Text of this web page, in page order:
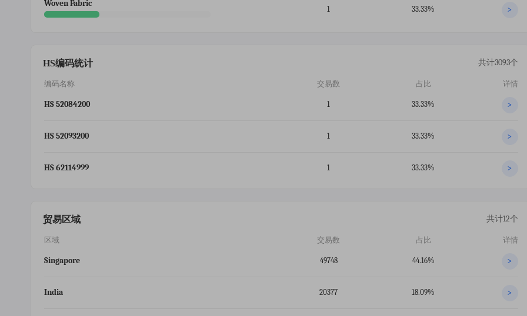
Woven Fabric
1 33.33% >
HS编码统计 共计3093个
编码名称 交易数 占比 详情
HS 52084200 1 33.33% >
HS 52093200 1 33.33% >
HS 62114999 1 33.33% >
贸易区域 共计12个
区域 交易数 占比 详情
Singapore 49748 44.16% >
India 20377 18.09% >